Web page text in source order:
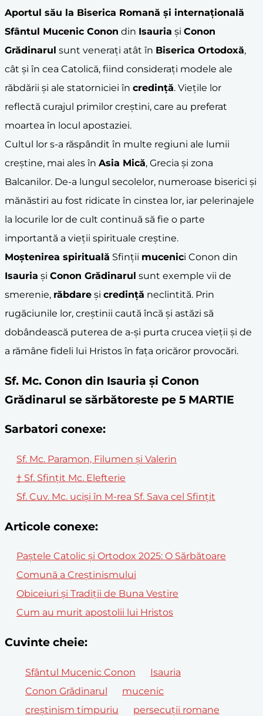
Aportul său la Biserica Romană și internațională
Sfântul Mucenic Conon din Isauria și Conon
Grădinarul sunt venerați atât în Biserica Ortodoxă,
cât și în cea Catolică, fiind considerați modele ale
răbdării și ale statorniciei în credință. Viețile lor
reflectă curajul primilor creștini, care au preferat
moartea în locul apostaziei.
Cultul lor s-a răspândit în multe regiuni ale lumii
creștine, mai ales în Asia Mică, Grecia și zona
Balcanilor. De-a lungul secolelor, numeroase biserici și
mănăstiri au fost ridicate în cinstea lor, iar pelerinajele
la locurile lor de cult continuă să fie o parte
importantă a vieții spirituale creștine.
Moștenirea spirituală Sfinții mucenici Conon din
Isauria și Conon Grădinarul sunt exemple vii de
smerenie, răbdare și credință neclintită. Prin
rugăciunile lor, creștinii caută încă și astăzi să
dobândească puterea de a-și purta crucea vieții și de
a rămâne fideli lui Hristos în fața oricăror provocări.
Sf. Mc. Conon din Isauria și Conon
Grădinarul se sărbătoreste pe 5 MARTIE
Sarbatori conexe:
Sf. Mc. Paramon, Filumen şi Valerin
† Sf. Sfinţit Mc. Elefterie
Sf. Cuv. Mc. ucişi în M-rea Sf. Sava cel Sfinţit
Articole conexe:
Paștele Catolic și Ortodox 2025: O Sărbătoare
Comună a Creștinismului
Obiceiuri și Tradiții de Buna Vestire
Cum au murit apostolii lui Hristos
Cuvinte cheie:
Sfântul Mucenic Conon
Isauria
Conon Grădinarul
mucenic
creștinism timpuriu
persecuții romane